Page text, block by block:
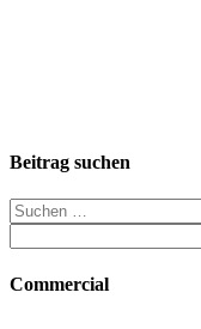
Beitrag suchen
Suchen
nach:
Commercial